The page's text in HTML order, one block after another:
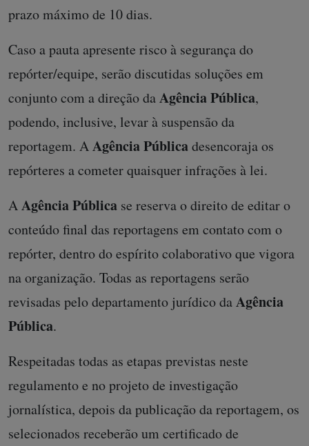
prazo máximo de 10 dias.
Caso a pauta apresente risco à segurança do
repórter/equipe, serão discutidas soluções em
conjunto com a direção daAgência Pública,
podendo, inclusive, levar à suspensão da
reportagem. AAgência Públicadesencoraja os
repórteres a cometer quaisquer infrações à lei.
AAgência Pública se reserva o direito de editar o
conteúdo final das reportagens em contato com o
repórter, dentro do espírito colaborativo que vigora
na organização. Todas as reportagens serão
revisadas pelo departamento jurídico daAgência
Pública.
Respeitadas todas as etapas previstas neste
regulamento e no projeto de investigação
jornalística, depois da publicação da reportagem, os
selecionados receberão um certificado de